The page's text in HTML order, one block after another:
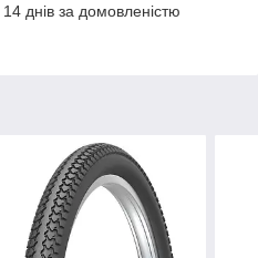
днів за домовленістю